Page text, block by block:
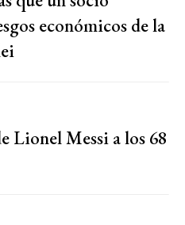
económicos de la
Lionel Messi a los 68